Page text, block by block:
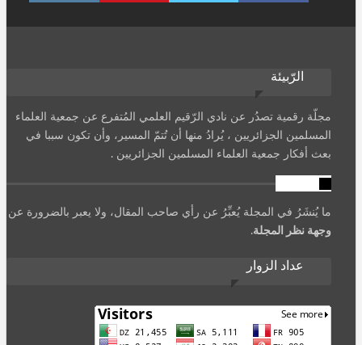
الرّبيئة
مجلّة رقمية تصدُر عن نادي الرّقيم العلمي المُتفرع عن جمعية العلماء
المسلمين الجزائريين ، يُرادُ منها أن تُتمّ المسير، وأن تكون سببا في
بعث أفكار جمعية العلماء المسلمين الجزائريين .
ما يُنشَرُ في المجلة يُعبِّرُ عن رأي صاحب المقال، ولا يعبر بالضرورة عن
وجهة نظر المجلة.
عداد الزوار